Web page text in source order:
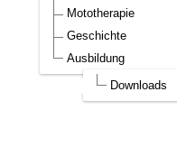
Mototherapie
Geschichte
Ausbildung
Downloads
verwendet
Sie der Verwendung von